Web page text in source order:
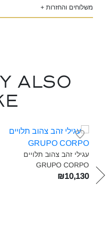
משלוחים והחזרות +
also
עגילי זהב צהוב תלויים
GRUPO CORPO‎
₪10,130